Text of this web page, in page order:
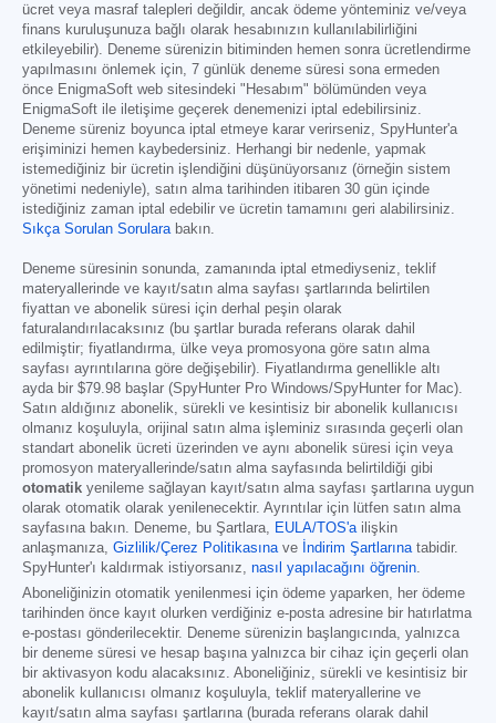
ücret veya masraf talepleri değildir, ancak ödeme yönteminiz ve/veya
finans kuruluşunuza bağlı olarak hesabınızın kullanılabilirliğini
etkileyebilir). Deneme sürenizin bitiminden hemen sonra ücretlendirme
yapılmasını önlemek için, 7 günlük deneme süresi sona ermeden
önce EnigmaSoft web sitesindeki "Hesabım" bölümünden veya
EnigmaSoft ile iletişime geçerek denemenizi iptal edebilirsiniz.
Deneme süreniz boyunca iptal etmeye karar verirseniz, SpyHunter'a
erişiminizi hemen kaybedersiniz. Herhangi bir nedenle, yapmak
istemediğiniz bir ücretin işlendiğini düşünüyorsanız (örneğin sistem
yönetimi nedeniyle), satın alma tarihinden itibaren 30 gün içinde
istediğiniz zaman iptal edebilir ve ücretin tamamını geri alabilirsiniz.
Sıkça Sorulan Sorularabakın.
Deneme süresinin sonunda, zamanında iptal etmediyseniz, teklif
materyallerinde ve kayıt/satın alma sayfası şartlarında belirtilen
fiyattan ve abonelik süresi için derhal peşin olarak
faturalandırılacaksınız (bu şartlar burada referans olarak dahil
edilmiştir; fiyatlandırma, ülke veya promosyona göre satın alma
sayfası ayrıntılarına göre değişebilir). Fiyatlandırma genellikle altı
ayda bir $79.98 başlar (SpyHunter Pro Windows/SpyHunter for Mac).
Satın aldığınız abonelik, sürekli ve kesintisiz bir abonelik kullanıcısı
olmanız koşuluyla, orijinal satın alma işleminiz sırasında geçerli olan
standart abonelik ücreti üzerinden ve aynı abonelik süresi için veya
promosyon materyallerinde/satın alma sayfasında belirtildiği gibi
otomatik yenileme sağlayan kayıt/satın alma sayfası şartlarına uygun
olarak otomatik olarak yenilenecektir. Ayrıntılar için lütfen satın alma
sayfasına bakın. Deneme, bu Şartlara, EULA/TOS'ailişkin
anlaşmanıza, Gizlilik/Çerez Politikasınave İndirim Şartlarınatabidir.
SpyHunter'ı kaldırmak istiyorsanız, nasıl yapılacağını öğrenin.
Aboneliğinizin otomatik yenilenmesi için ödeme yaparken, her ödeme
tarihinden önce kayıt olurken verdiğiniz e-posta adresine bir hatırlatma
e-postası gönderilecektir. Deneme sürenizin başlangıcında, yalnızca
bir deneme süresi ve hesap başına yalnızca bir cihaz için geçerli olan
bir aktivasyon kodu alacaksınız. Aboneliğiniz, sürekli ve kesintisiz bir
abonelik kullanıcısı olmanız koşuluyla, teklif materyallerine ve
kayıt/satın alma sayfası şartlarına (burada referans olarak dahil